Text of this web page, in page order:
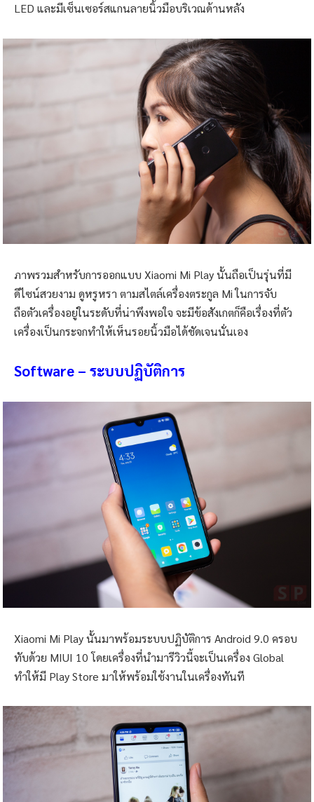
LED และมีเซ็นเซอร์สแกนลายนิ้วมือบริเวณด้านหลัง
ภาพรวมสำหรับการออกแบบ Xiaomi Mi Play นั้นถือเป็นรุ่นที่มี
ดีไซน์สวยงาม ดูหรูหรา ตามสไตล์เครื่องตระกูล Mi ในการจับ
ถือตัวเครื่องอยู่ในระดับที่น่าพึงพอใจ จะมีข้อสังเกตก็คือเรื่องที่ตัว
เครื่องเป็นกระจกทำให้เห็นรอยนิ้วมือได้ชัดเจนนั่นเอง
Software – ระบบปฏิบัติการ
Xiaomi Mi Play นั้นมาพร้อมระบบปฏิบัติการ Android 9.0 ครอบ
ทับด้วย MIUI 10 โดยเครื่องที่นำมารีวิวนี้จะเป็นเครื่อง Global
ทำให้มี Play Store มาให้พร้อมใช้งานในเครื่องทันที